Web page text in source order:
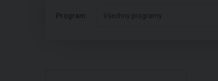
Program: Všechny programy